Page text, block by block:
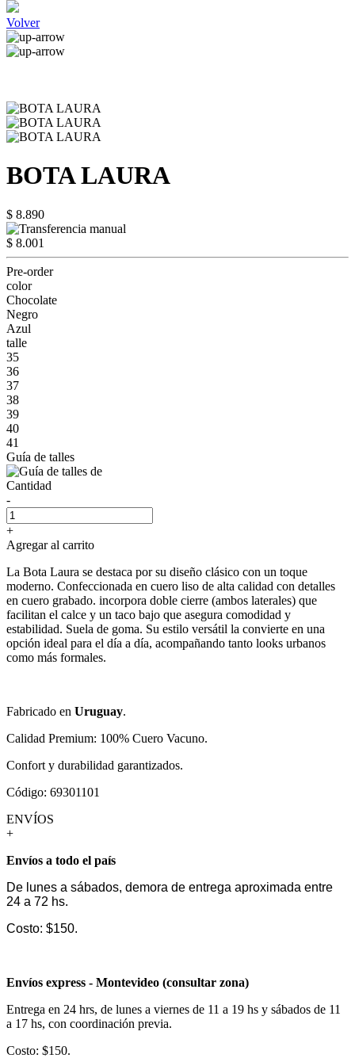
Volver
BOTA LAURA
$ 8.890
$ 8.001
Pre-order
color
Chocolate
Negro
Azul
talle
35
36
37
38
39
40
41
Guía de talles
Cantidad
-
+
Agregar al carrito
La Bota Laura se destaca por su diseño clásico con un toque
moderno. Confeccionada en cuero liso de alta calidad con detalles
en cuero grabado. incorpora doble cierre (ambos laterales) que
facilitan el calce y un taco bajo que asegura comodidad y
estabilidad. Suela de goma. Su estilo versátil la convierte en una
opción ideal para el día a día, acompañando tanto looks urbanos
como más formales.
Fabricado en Uruguay.
Calidad Premium: 100% Cuero Vacuno.
Confort y durabilidad garantizados.
Código: 69301101
ENVÍOS
+
Envíos a todo el país
De lunes a sábados, demora de entrega aproximada entre
24 a 72 hs.
Costo: $150.
Envíos express - Montevideo (consultar zona)
Entrega en 24 hrs, de lunes a viernes de 11 a 19 hs y sábados de 11
a 17 hs, con coordinación previa.
Costo: $150.